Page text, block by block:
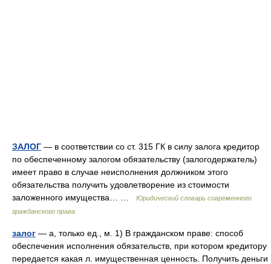
ЗАЛОГ — в соответствии со ст. 315 ГК в силу залога кредитор
по обеспеченному залогом обязательству (залогодержатель)
имеет право в случае неисполнения должником этого
обязательства получить удовлетворение из стоимости
заложенного имущества… …
Юридический словарь современного
гражданского права
залог — а, только ед., м. 1) В гражданском праве: способ
обеспечения исполнения обязательств, при котором кредитору
передается какая л. имущественная ценность. Получить деньги